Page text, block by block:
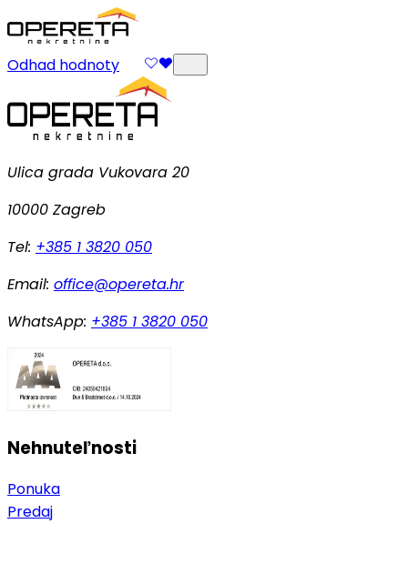
Odhad hodnoty
Ulica grada Vukovara 20
10000 Zagreb
Tel: +385 1 3820 050
Email: office@opereta.hr
WhatsApp: +385 1 3820 050
Nehnuteľnosti
Ponuka
Predaj